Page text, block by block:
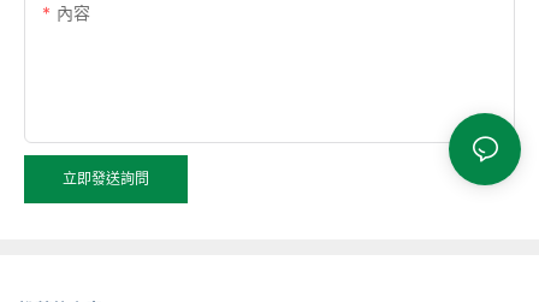
內容
立即發送詢問